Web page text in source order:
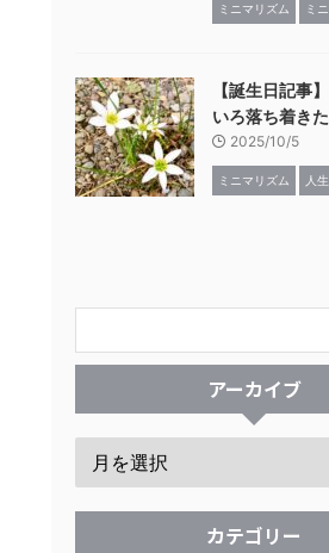
ミニマリズム ミ
【誕生日記事
いろ落ち着きた
2025/10/5
ミニマリズム 人生
アーカイブ
カテゴリー